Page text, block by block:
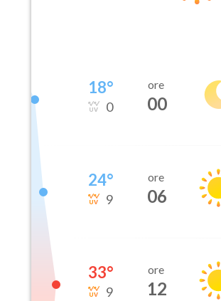
18°
0
ore
00
24°
9
ore
06
33°
9
ore
12